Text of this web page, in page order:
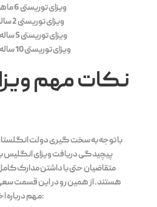
ویزای توریستی 6 ماهه انگلیس – 300 پوند
ویزای توریستی 2 ساله انگلیس – 650 پوند
ویزای توریستی 5 ساله انگلیس – 1000 پوند
ویزای توریستی 10 ساله انگلیس – 1400 پوند
نکات مهم
با توجه به سخت گیری دولت انگلستان
پیچیدگی دریافت ویزای انگلیس
متقاضیان حتی با داشتن مدارک
هستند. از همین رو در این قسمت
مهم درباره اخذ ویزای انگلستان آشنا کنیم: